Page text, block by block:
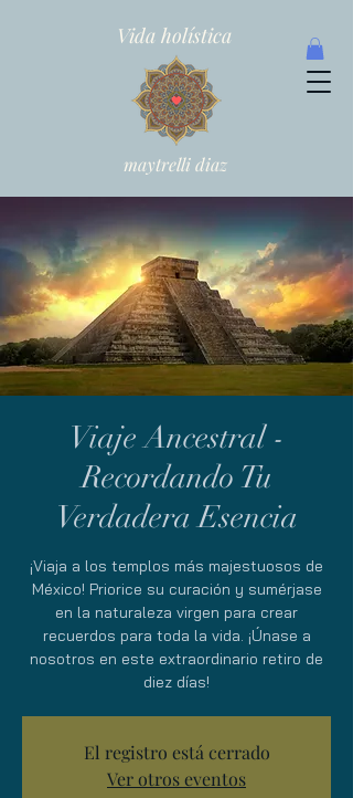
Vida holística
maytrelli diaz
Viaje Ancestral -
Recordando Tu
Verdadera Esencia
¡Viaja a los templos más majestuosos de
México! Priorice su curación y sumérjase
en la naturaleza virgen para crear
recuerdos para toda la vida. ¡Únase a
nosotros en este extraordinario retiro de
diez días!
El registro está cerrado
Ver otros eventos